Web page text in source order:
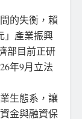
的失衡，賴
」產業振興
部目前正研
年9月立法
生態系，讓
金與融資保